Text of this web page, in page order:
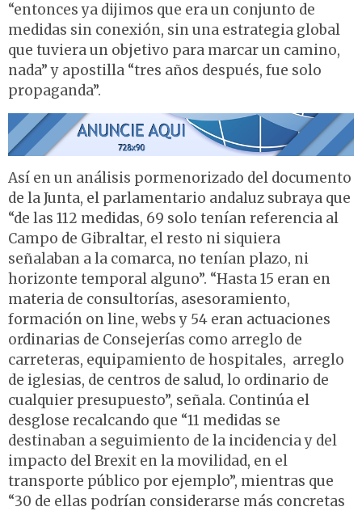
“entonces ya dijimos que era un conjunto de
medidas sin conexión, sin una estrategia global
que tuviera un objetivo para marcar un camino,
nada” y apostilla “tres años después, fue solo
propaganda”.
Así en un análisis pormenorizado del documento
de la Junta, el parlamentario andaluz subraya que
“de las 112 medidas, 69 solo tenían referencia al
Campo de Gibraltar, el resto ni siquiera
señalaban a la comarca, no tenían plazo, ni
horizonte temporal alguno”. “Hasta 15 eran en
materia de consultorías, asesoramiento,
formación on line, webs y 54 eran actuaciones
ordinarias de Consejerías como arreglo de
carreteras, equipamiento de hospitales, arreglo
de iglesias, de centros de salud, lo ordinario de
cualquier presupuesto”, señala. Continúa el
desglose recalcando que “11 medidas se
destinaban a seguimiento de la incidencia y del
impacto del Brexit en la movilidad, en el
transporte público por ejemplo”, mientras que
“30 de ellas podrían considerarse más concretas